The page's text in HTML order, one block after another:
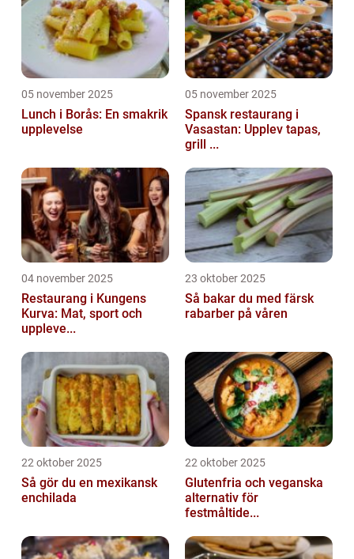
05 november 2025
Lunch i Borås: En smakrik
upplevelse
05 november 2025
Spansk restaurang i
Vasastan: Upplev tapas,
grill ...
04 november 2025
Restaurang i Kungens
Kurva: Mat, sport och
uppleve...
23 oktober 2025
Så bakar du med färsk
rabarber på våren
22 oktober 2025
Så gör du en mexikansk
enchilada
22 oktober 2025
Glutenfria och veganska
alternativ för
festmåltide...